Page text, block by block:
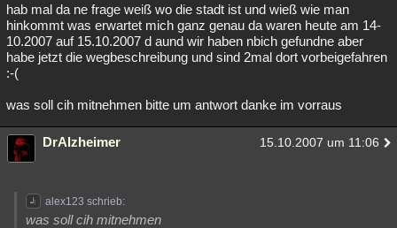
hab mal da ne frage weiß wo die stadt ist und wieß wie man
hinkommt was erwartet mich ganz genau da waren heute am 14-
10.2007 auf 15.10.2007 d aund wir haben nbich gefundne aber
habe jetzt die wegbeschreibung und sind 2mal dort vorbeigefahren
:-(
was soll cih mitnehmen bitte um antwort danke im vorraus
DrAlzheimer 15.10.2007 um 11:06
alex123 schrieb:
was soll cih mitnehmen